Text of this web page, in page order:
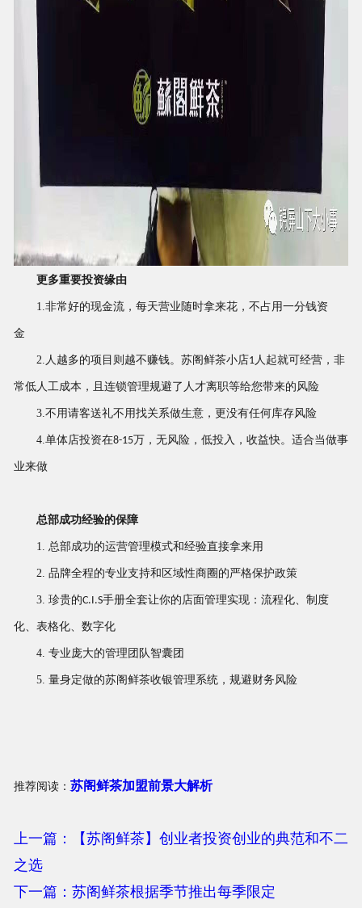
更多重要投资缘由
1.非常好的现金流，每天营业随时拿来花，不占用一分钱资
金
2. 人越多的项目则越不赚钱。苏阁鲜茶小店1人起就可经营，非
常低人工成本，且连锁管理规避了人才离职等给您带来的风险
3.不用请客送礼不用找关系做生意，更没有任何库存风险
4.单体店投资在8-15万，无风险，低投入，收益快。适合当做事
业来做
总部成功经验的保障
1. 总部成功的运营管理模式和经验直接拿来用
2. 品牌全程的专业支持和区域性商圈的严格保护政策
3. 珍贵的C.I.S手册全套让你的店面管理实现：流程化、制度
化、表格化、数字化
4. 专业庞大的管理团队智囊团
5. 量身定做的苏阁鲜茶收银管理系统，规避财务风险
推荐阅读： 苏阁鲜茶加盟前景大解析
上一篇：【苏阁鲜茶】创业者投资创业的典范和不二
之选
下一篇：苏阁鲜茶根据季节推出每季限定